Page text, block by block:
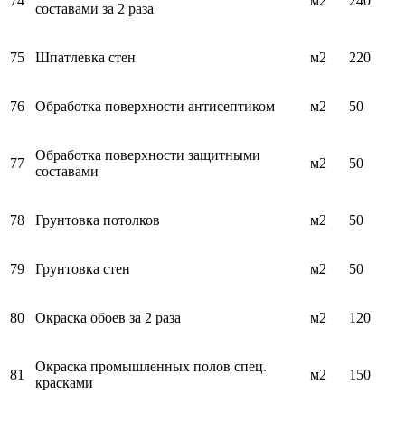
составами за 2 раза
75 Шпатлевка стен м2 220
76 Обработка поверхности антисептиком м2 50
77
Обработка поверхности защитными
составами
м2 50
78 Грунтовка потолков м2 50
79 Грунтовка стен м2 50
80 Окраска обоев за 2 раза м2 120
81
Окраска промышленных полов спец.
красками
м2 150